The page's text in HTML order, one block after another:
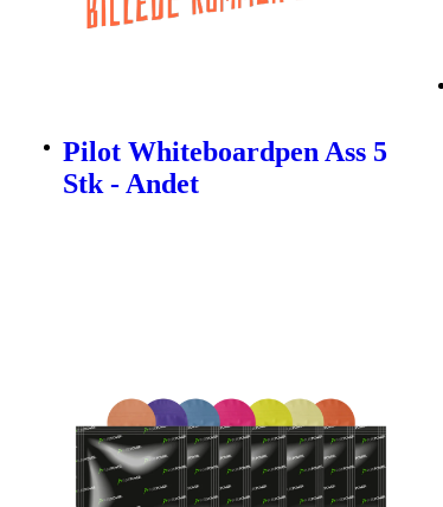
Pilot Whiteboardpen Ass 5
Stk - Andet